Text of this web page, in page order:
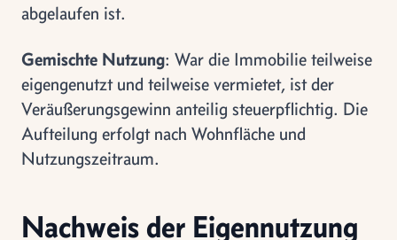
abgelaufen ist.
Gemischte Nutzung: War die Immobilie teilweise
eigengenutzt und teilweise vermietet, ist der
Veräußerungsgewinn anteilig steuerpflichtig. Die
Aufteilung erfolgt nach Wohnfläche und
Nutzungszeitraum.
Nachweis der Eigennutzung